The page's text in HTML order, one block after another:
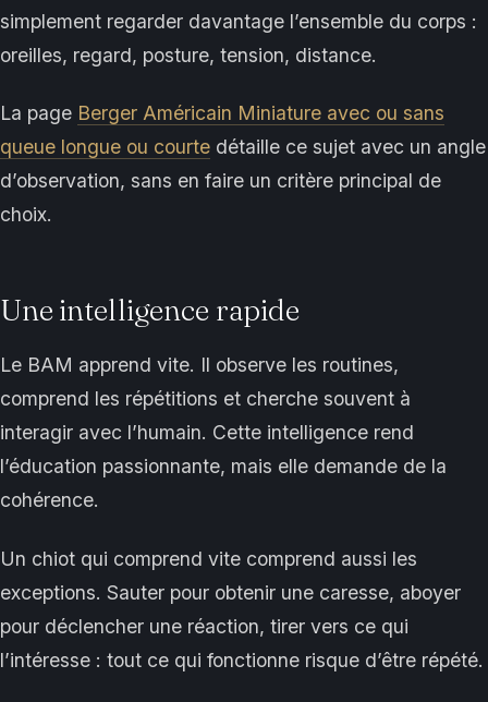
simplement regarder davantage l’ensemble du corps :
oreilles, regard, posture, tension, distance.
La page Berger Américain Miniature avec ou sans
queue longue ou courte détaille ce sujet avec un angle
d’observation, sans en faire un critère principal de
choix.
Une intelligence rapide
Le BAM apprend vite. Il observe les routines,
comprend les répétitions et cherche souvent à
interagir avec l’humain. Cette intelligence rend
l’éducation passionnante, mais elle demande de la
cohérence.
Un chiot qui comprend vite comprend aussi les
exceptions. Sauter pour obtenir une caresse, aboyer
pour déclencher une réaction, tirer vers ce qui
l’intéresse : tout ce qui fonctionne risque d’être répété.